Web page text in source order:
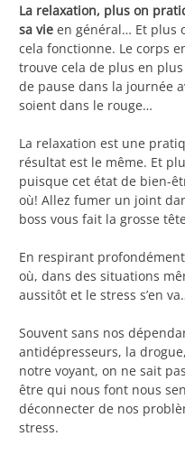
La relaxation, plus on
sa vie en général… Et plus
cela fonctionne. Le corps
trouve cela de plus en
de pause dans la journée
soient dans le rouge…
La relaxation est une
résultat est le même. Et
puisque cet état de bien-
où! Allez fumer un joint
boss vous fait la grosse
En respirant
où, dans des situations
aussitôt et le stress s’en
Souvent sans nos
antidépresseurs, la
notre voyant, on ne sait
être qui nous font nous
déconnecter de nos
stress.